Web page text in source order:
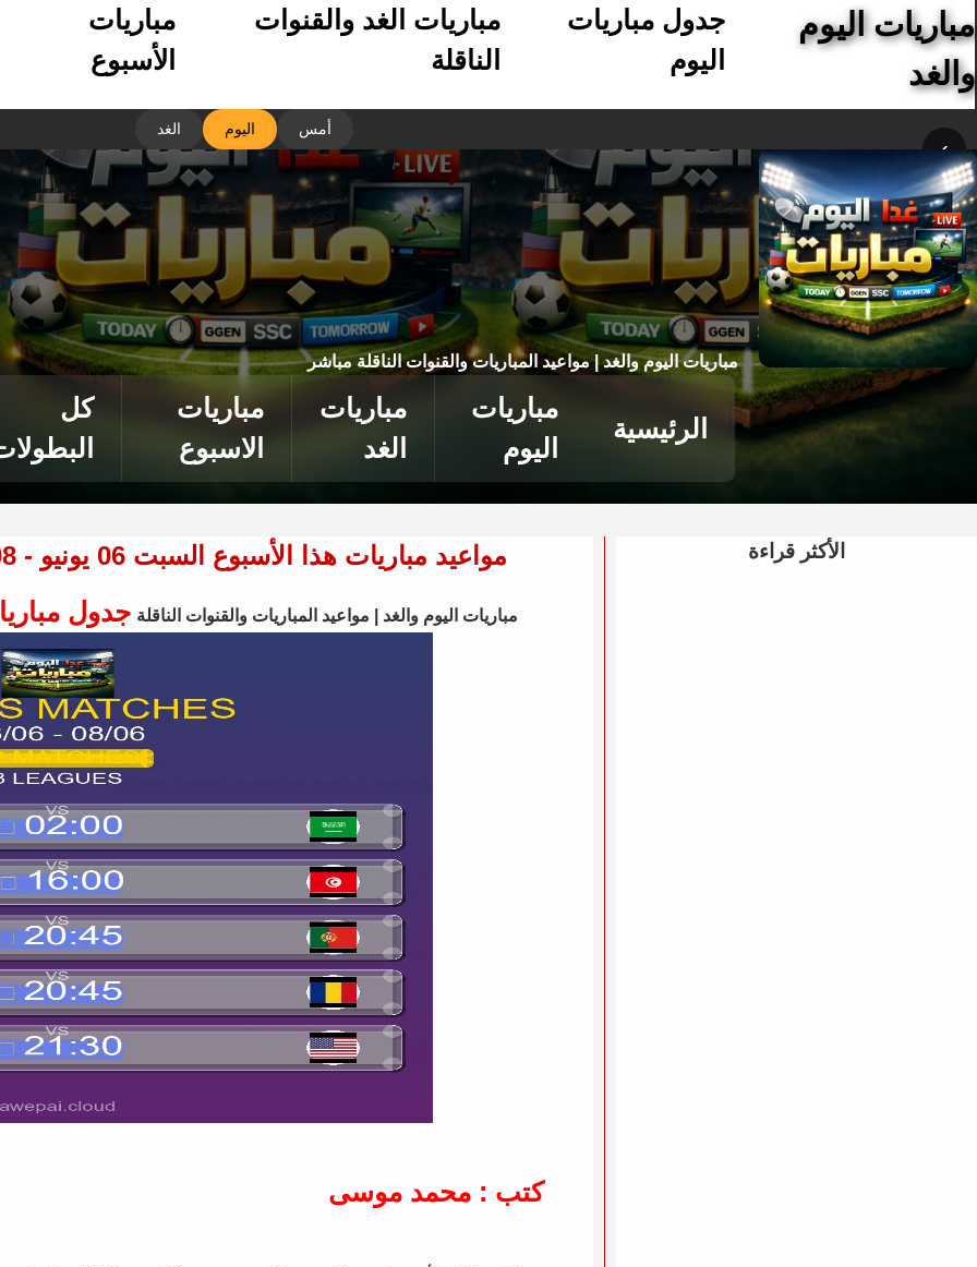
مباريات اليوم
والغد
جدول مباريات
اليوم
مباريات الغد والقنوات
الناقلة
مباريات
الأسبوع
أمس اليوم الغد
›
مباريات اليوم والغد | مواعيد المباريات والقنوات الناقلة مباشر
الرئيسية
مباريات
اليوم
مباريات
الغد
مباريات
الاسبوع
كل
مواعيد مباريات هذا الأسبوع السبت 06 يونيو - 08 يونيو 2026 - 22 مباراة في 3 بطولة
مباريات اليوم والغد | مواعيد المباريات والقنوات الناقلة جدول
كتب : محمد موسى
الأكثر قراءة